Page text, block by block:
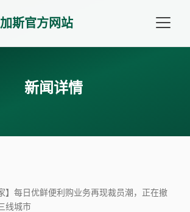
斯官方网站
新闻详情
】每日优鲜便利购业务再现裁员潮，正在撤
线城市